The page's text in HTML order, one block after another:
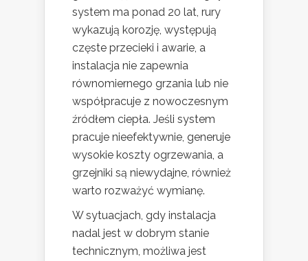
system ma ponad 20 lat, rury
wykazują korozję, występują
częste przecieki i awarie, a
instalacja nie zapewnia
równomiernego grzania lub nie
współpracuje z nowoczesnym
źródłem ciepła. Jeśli system
pracuje nieefektywnie, generuje
wysokie koszty ogrzewania, a
grzejniki są niewydajne, również
warto rozważyć wymianę.
W sytuacjach, gdy instalacja
nadal jest w dobrym stanie
technicznym, możliwa jest